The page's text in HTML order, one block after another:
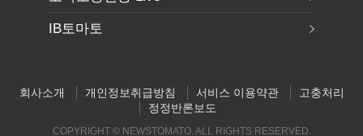
IB토마토
회사소개 개인정보취급방침 서비스 이용약관
고충처리
정정반론보도
COPYRIGHT © NEWSTOMATO. ALL RIGHTS RESERVED.